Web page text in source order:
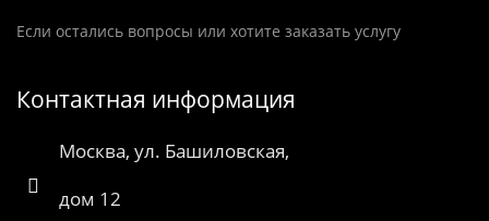
Если остались вопросы или хотите заказать услугу
Контактная информация
Москва, ул. Башиловская,
дом 12